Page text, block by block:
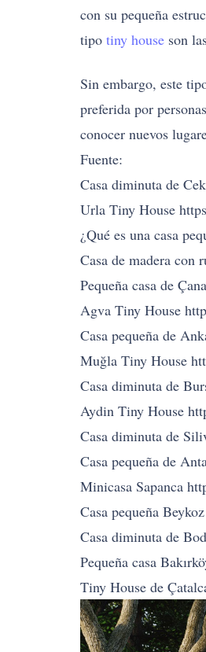
con su pequeña
tipo tiny house son
Sin embargo, este
preferida por
conocer nuevos
Fuente:
Casa diminuta de
Urla Tiny House
¿Qué es una casa
Casa de madera con
Pequeña casa de
Agva Tiny House
Casa pequeña de
Muğla Tiny House
Casa diminuta de
Aydin Tiny House
Casa diminuta de
Casa pequeña de
Minicasa Sapanca
Casa pequeña
Casa diminuta de
Pequeña casa
Tiny House de